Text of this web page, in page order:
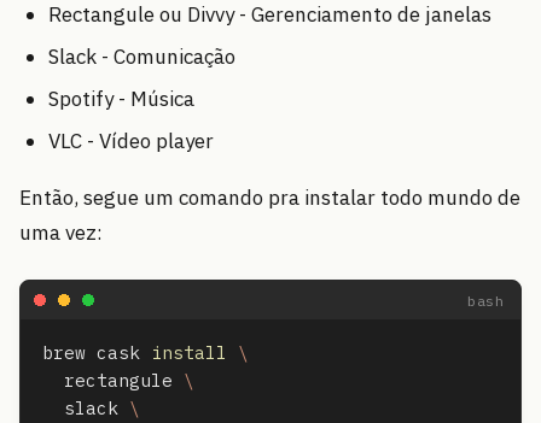
Rectangule ou Divvy - Gerenciamento de janelas
Slack - Comunicação
Spotify - Música
VLC - Vídeo player
Então, segue um comando pra instalar todo mundo de
uma vez:
brew cask install
\
  rectangule
\
  slack
\